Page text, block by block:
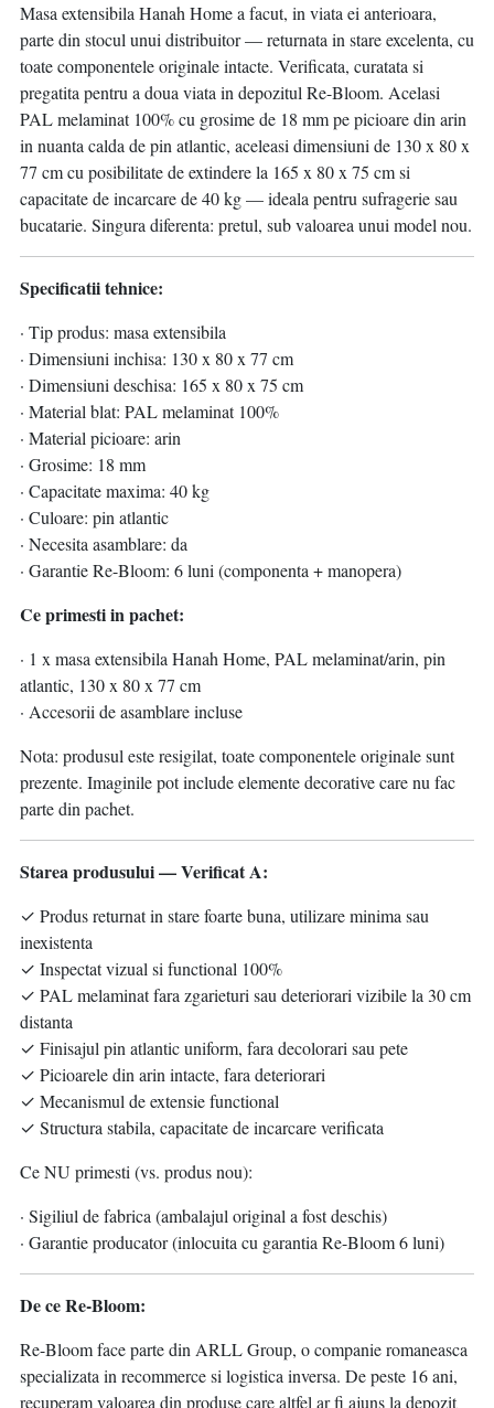
Masa extensibila Hanah Home a facut, in viata ei anterioara,
parte din stocul unui distribuitor — returnata in stare excelenta, cu
toate componentele originale intacte. Verificata, curatata si
pregatita pentru a doua viata in depozitul Re-Bloom. Acelasi
PAL melaminat 100% cu grosime de 18 mm pe picioare din arin
in nuanta calda de pin atlantic, aceleasi dimensiuni de 130 x 80 x
77 cm cu posibilitate de extindere la 165 x 80 x 75 cm si
capacitate de incarcare de 40 kg — ideala pentru sufragerie sau
bucatarie. Singura diferenta: pretul, sub valoarea unui model nou.
Specificatii tehnice:
· Tip produs: masa extensibila
· Dimensiuni inchisa: 130 x 80 x 77 cm
· Dimensiuni deschisa: 165 x 80 x 75 cm
· Material blat: PAL melaminat 100%
· Material picioare: arin
· Grosime: 18 mm
· Capacitate maxima: 40 kg
· Culoare: pin atlantic
· Necesita asamblare: da
· Garantie Re-Bloom: 6 luni (componenta + manopera)
Ce primesti in pachet:
· 1 x masa extensibila Hanah Home, PAL melaminat/arin, pin
atlantic, 130 x 80 x 77 cm
· Accesorii de asamblare incluse
Nota: produsul este resigilat, toate componentele originale sunt
prezente. Imaginile pot include elemente decorative care nu fac
parte din pachet.
Starea produsului — Verificat A:
✓ Produs returnat in stare foarte buna, utilizare minima sau
inexistenta
✓ Inspectat vizual si functional 100%
✓ PAL melaminat fara zgarieturi sau deteriorari vizibile la 30 cm
distanta
✓ Finisajul pin atlantic uniform, fara decolorari sau pete
✓ Picioarele din arin intacte, fara deteriorari
✓ Mecanismul de extensie functional
✓ Structura stabila, capacitate de incarcare verificata
Ce NU primesti (vs. produs nou):
· Sigiliul de fabrica (ambalajul original a fost deschis)
· Garantie producator (inlocuita cu garantia Re-Bloom 6 luni)
De ce Re-Bloom:
Re-Bloom face parte din ARLL Group, o companie romaneasca
specializata in recommerce si logistica inversa. De peste 16 ani,
recuperam valoarea din produse care altfel ar fi ajuns la depozit